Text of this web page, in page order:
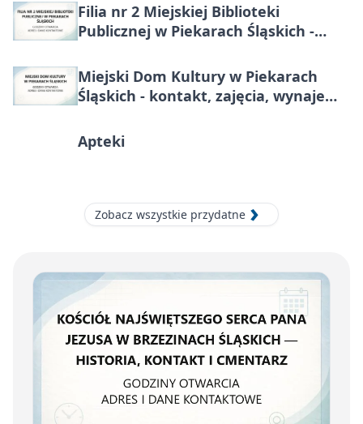
Filia nr 2 Miejskiej Biblioteki
Publicznej w Piekarach Śląskich -
Miejski Dom Kultury w Piekarach
Śląskich - kontakt, zajęcia, wynajem
Apteki
Zobacz wszystkie przydatne